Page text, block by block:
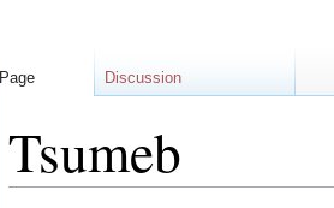
Tsumeb
Page Discussion